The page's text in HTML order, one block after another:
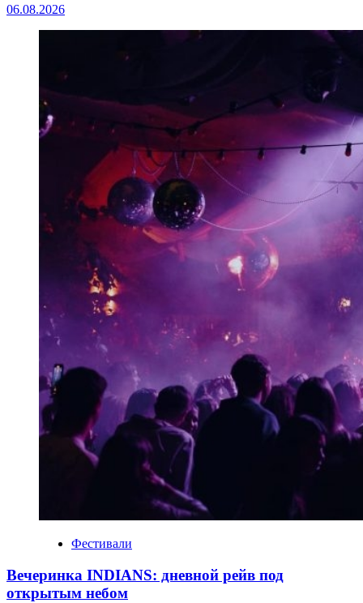
06.08.2026
Фестивали
Вечеринка INDIANS: дневной рейв под
открытым небом